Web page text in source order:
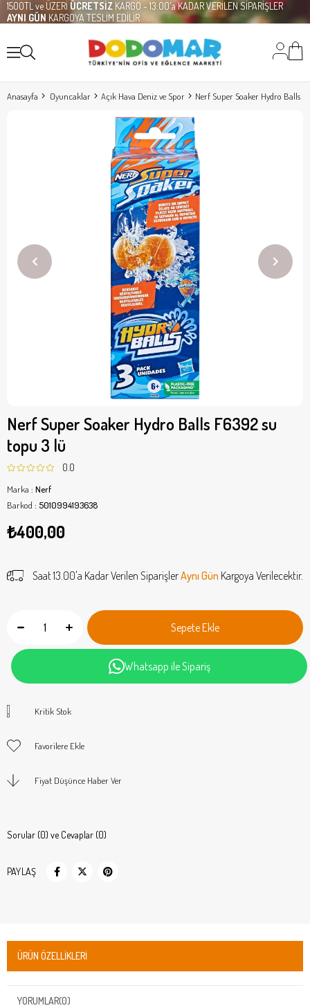
1500TL ve ÜZERİ ÜCRETSİZ KARGO - 13:00'a KADAR VERİLEN SİPARİŞLER
AYNI GÜN KARGOYA TESLİM EDİLİR
Anasayfa Oyuncaklar Açık Hava Deniz ve Spor Nerf Super Soaker Hydro Balls
Nerf Super Soaker Hydro Balls F6392 su
topu 3 lü
0.0
Marka : Nerf
Barkod : 5010994193638
₺400,00
Saat 13.00'a Kadar Verilen SiparişlerAynı Gün Kargoya Verilecektir.
Whatsapp ile Sipariş
Kritik Stok
Favorilere Ekle
Fiyat Düşünce Haber Ver
Sorular (0) ve Cevaplar (0)
PAYLAŞ
ÜRÜN ÖZELLIKLERI
YORUMLAR(0)